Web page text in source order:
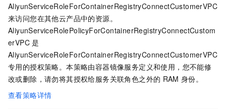
AliyunServiceRoleForContainerRegistryConnectCustomerVPC
来访问您在其他云产品中的资源。
AliyunServiceRolePolicyForContainerRegistryConnectCustom
erVPC 是
AliyunServiceRoleForContainerRegistryConnectCustomerVPC
专用的授权策略。本策略由容器镜像服务定义和使用，您不能修
改或删除，请勿将其授权给服务关联角色之外的 RAM 身份。
查看策略详情